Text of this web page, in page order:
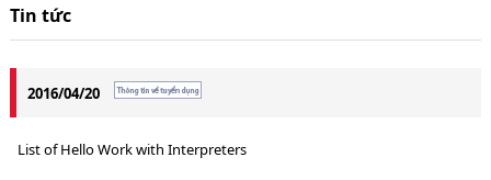
Tin tức
2016/04/20
List of Hello Work with Interpreters